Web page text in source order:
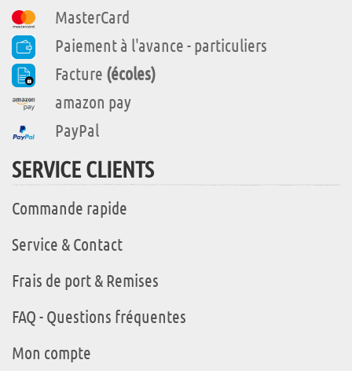
MasterCard
Paiement à l'avance - particuliers
Facture (écoles)
amazon pay
PayPal
SERVICE CLIENTS
Commande rapide
Service & Contact
Frais de port & Remises
FAQ - Questions fréquentes
Mon compte